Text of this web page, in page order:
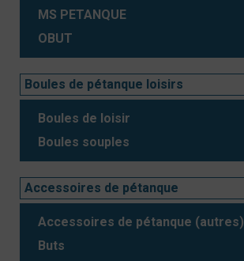
MS PETANQUE
OBUT
Boules de pétanque loisirs
Boules de loisir
Boules souples
Accessoires de pétanque
Accessoires de pétanque (autres)
Buts